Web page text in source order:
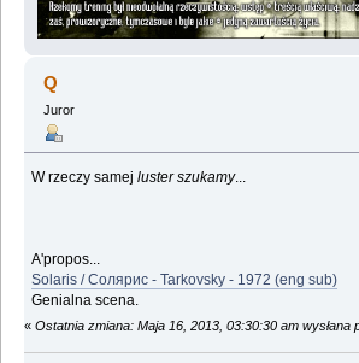
Q
Juror
W rzeczy samejluster szukamy...
A'propos...
Solaris / Солярис - Tarkovsky - 1972 (eng sub)
Genialna scena.
« Ostatnia zmiana: Maja 16, 2013, 03:30:30 am wysłana